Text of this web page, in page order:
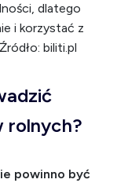
dlatego
i korzystać z
biliti.pl
rolnych?
powinno być